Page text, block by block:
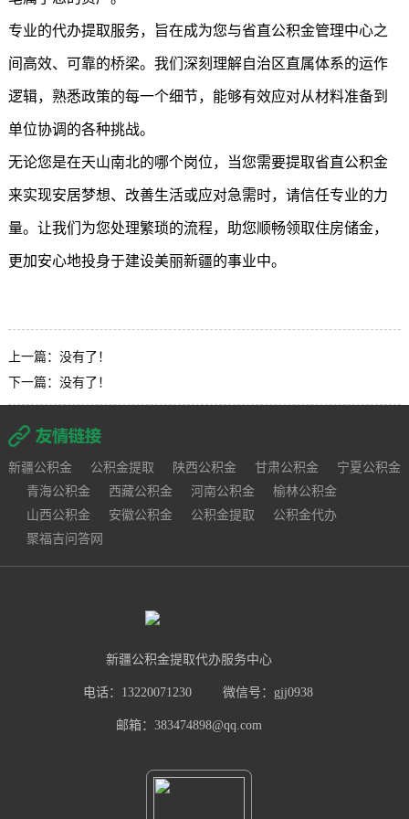
专业的代办提取服务，旨在成为您与省直公积金管理中心之
间高效、可靠的桥梁。我们深刻理解自治区直属体系的运作
逻辑，熟悉政策的每一个细节，能够有效应对从材料准备到
单位协调的各种挑战。
无论您是在天山南北的哪个岗位，当您需要提取省直公积金
来实现安居梦想、改善生活或应对急需时，请信任专业的力
量。让我们为您处理繁琐的流程，助您顺畅领取住房储金，
更加安心地投身于建设美丽新疆的事业中。
上一篇：没有了！
下一篇：没有了！
新疆公积金 公积金提取 陕西公积金 甘肃公积金
宁夏公积金
青海公积金
西藏公积金 河南公积金
榆林公积金
山西公积金
安徽公积金 公积金提取
公积金代办
聚福吉问答网
新疆公积金提取代办服务中心
电话：13220071230 微信号：gjj0938
邮箱：383474898@qq.com